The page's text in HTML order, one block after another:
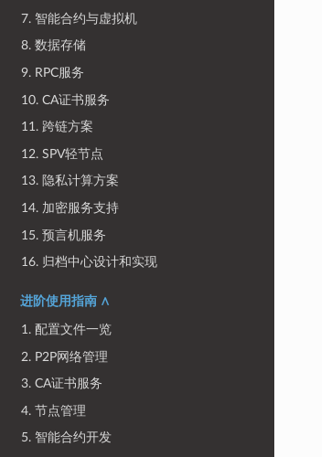
7. 智能合约与虚拟机
8. 数据存储
9. RPC服务
10. CA证书服务
11. 跨链方案
12. SPV轻节点
13. 隐私计算方案
14. 加密服务支持
15. 预言机服务
16. 归档中心设计和实现
进阶使用指南 ∧
1. 配置文件一览
2. P2P网络管理
3. CA证书服务
4. 节点管理
5. 智能合约开发